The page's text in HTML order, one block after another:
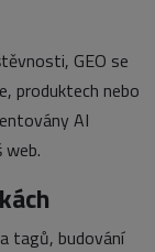
GEO se
produktech nebo
AI
tagů, budování